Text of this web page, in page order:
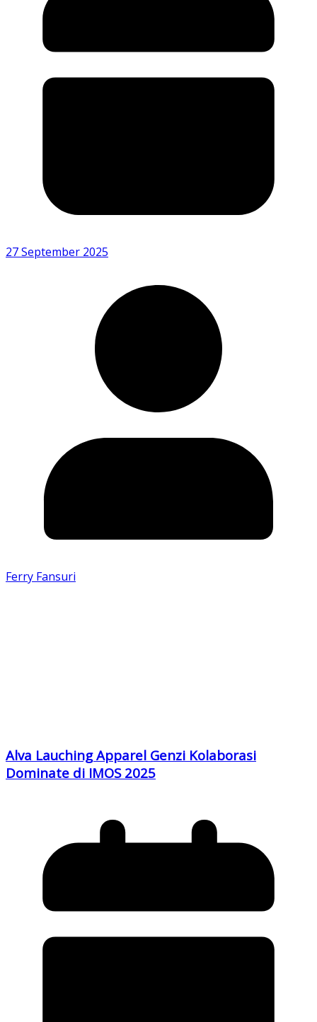
27 September 2025
Ferry Fansuri
Alva Lauching Apparel Genzi Kolaborasi
Dominate di IMOS 2025